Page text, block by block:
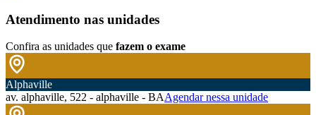
Atendimento nas unidades
Confira as unidades que fazem o exame
Alphaville
av. alphaville, 522 - alphaville - BAAgendar nessa unidade